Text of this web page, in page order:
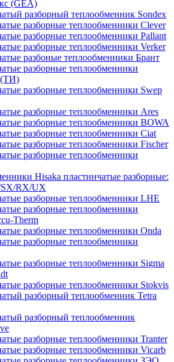
(GEA)
разборный теплообменник Sondex
разборные теплообменники Clever
разборные теплообменники Pallant
разборные теплообменники Verker
разбоные теплообменники Брант
разборные теплообменники
(ТИ)
разборные теплообменники Swep
разборные теплообменники Ares
разборные теплообменники BOWA
разборные теплообменники Ciat
разборные теплообменники Fischer
разборные теплообменники
Hisaka пластинчатые разборные:
RX/UX
разборные теплообменники LHE
разборные теплообменники
Therm
разборные теплообменники Onda
разборные теплообменники
разборные теплообменники Sigma
разборные теплообменники Stokvis
разборный теплообменник Tetra
разборный теплообменник
разборные теплообменники Tranter
разборные теплообменники Vicarb